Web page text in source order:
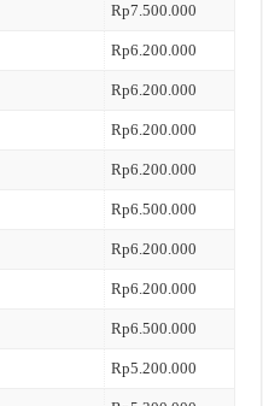
Rp7.500.000
Rp6.200.000
Rp6.200.000
Rp6.200.000
Rp6.200.000
Rp6.500.000
Rp6.200.000
Rp6.200.000
Rp6.500.000
Rp5.200.000